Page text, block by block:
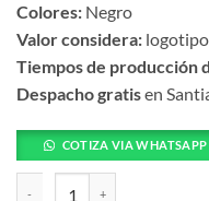
Colores: Negro
Valor considera:
Tiempos de producción
Despacho gratisen
COTIZA VIA WHATSAPP